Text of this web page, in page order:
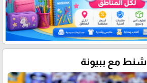
شنط مع ببيونة